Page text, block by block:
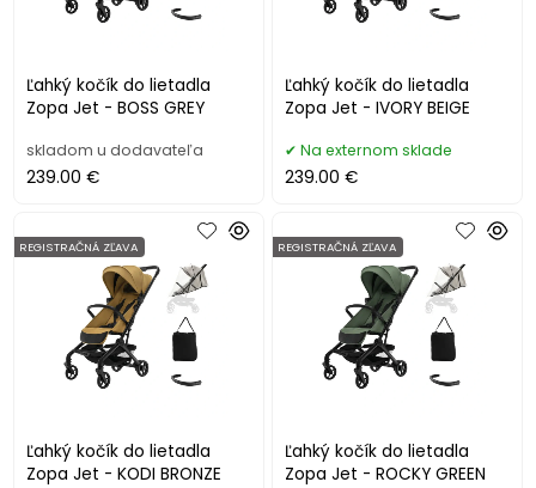
Ľahký kočík do lietadla
Zopa Jet - BOSS GREY
skladom u dodavateľa
239.00 €
Ľahký kočík do lietadla
Zopa Jet - IVORY BEIGE
Na externom sklade
239.00 €
Ľahký kočík do lietadla
Zopa Jet - KODI BRONZE
REGISTRAČNÁ ZĽAVA
Ľahký kočík do lietadla
Zopa Jet - ROCKY GREEN
REGISTRAČNÁ ZĽAVA